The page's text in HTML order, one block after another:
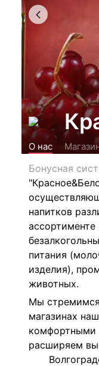
О нас
Бонусная
напитков
питания
изделия),
животных.
Мы
магазинах
комфортными
расширяем